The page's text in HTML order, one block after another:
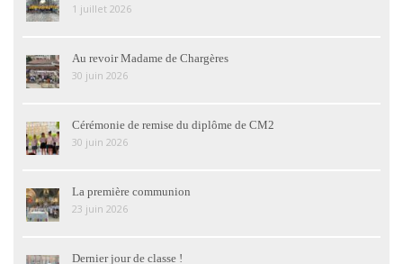
1 juillet 2026
Au revoir Madame de Chargères
30 juin 2026
Cérémonie de remise du diplôme de CM2
30 juin 2026
La première communion
23 juin 2026
Dernier jour de classe !